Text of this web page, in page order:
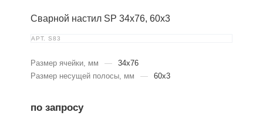
Сварной настил SP 34х76, 60х3
АРТ. S83
Размер ячейки, мм —
34x76
Размер несущей полосы, мм
— 60x3
по запросу